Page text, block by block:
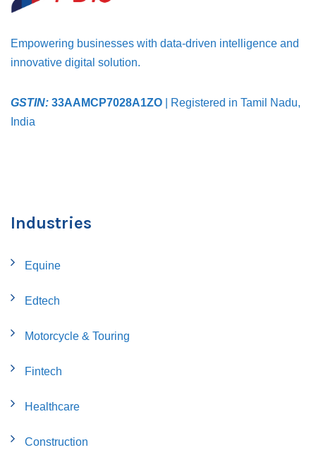
Empowering businesses with data-driven intelligence and
innovative digital solution.
GSTIN: 33AAMCP7028A1ZO | Registered in Tamil Nadu,
India
Industries
Equine
Edtech
Motorcycle & Touring
Fintech
Healthcare
Construction